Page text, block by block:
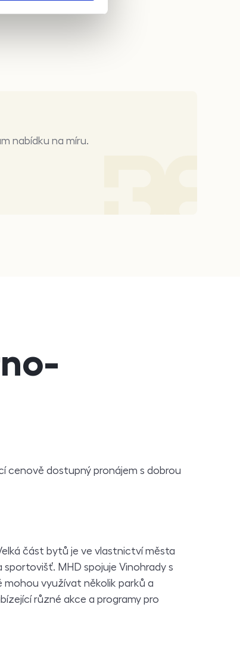
nabídku na míru.
cenově dostupný pronájem s dobrou
část bytů je ve vlastnictví města
MHD spojuje Vinohrady s
mohou využívat několik parků a
různé akce a programy pro